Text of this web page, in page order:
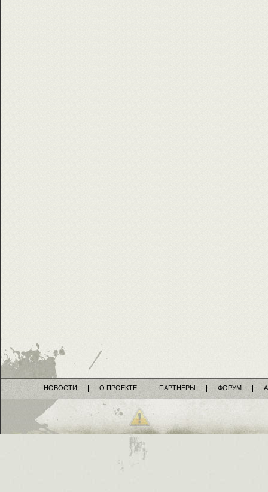
НОВОСТИ О ПРОЕКТЕ ПАРТНЕРЫ ФОРУМ